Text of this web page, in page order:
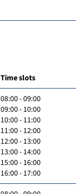
Time slots
08:00 - 09:00
09:00 - 10:00
10:00 - 11:00
11:00 - 12:00
12:00 - 13:00
13:00 - 14:00
15:00 - 16:00
16:00 - 17:00